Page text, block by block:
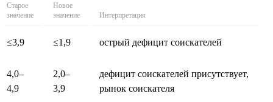
Старое
значение
Новое
значение
Интерпретация
≤3,9 ≤1,9 острый дефицит соискателей
4,0–
4,9
2,0–
3,9
дефицит соискателей присутствует,
рынок соискателя